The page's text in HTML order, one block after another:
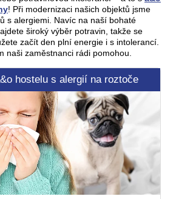
! Při modernizaci našich objektů jsme
s alergiemi. Navíc na naší bohaté
široký výběr potravin, takže se
začít den plní energie i s intolerancí.
naši zaměstnanci rádi pomohou.
hostelu s alergií na roztoče